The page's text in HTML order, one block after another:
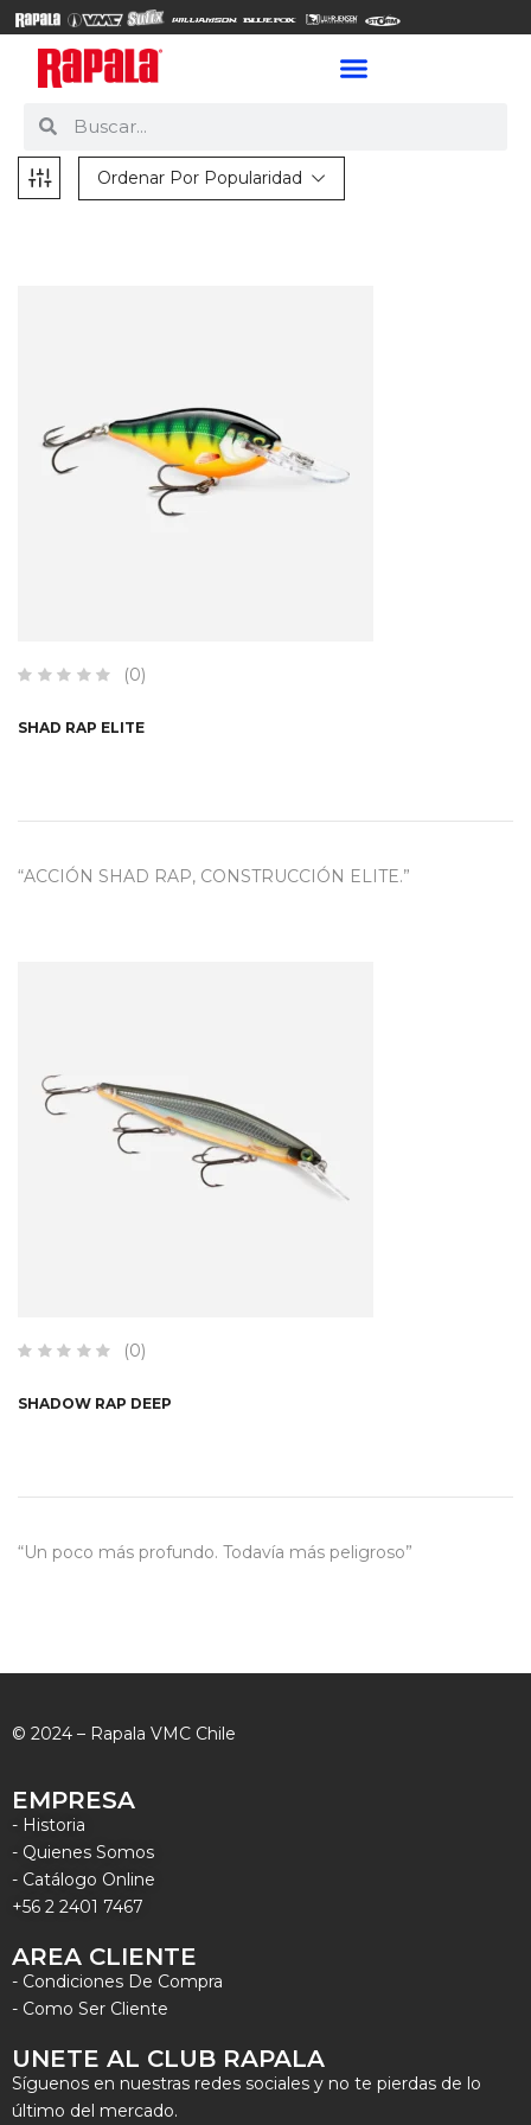
Ordenar Por Popularidad
(0)
SHAD RAP ELITE
“ACCIÓN SHAD RAP, CONSTRUCCIÓN ELITE.”
(0)
SHADOW RAP DEEP
“Un poco más profundo. Todavía más peligroso”
© 2024 – Rapala VMC Chile
EMPRESA
- Historia
- Quienes Somos
- Catálogo Online
+56 2 2401 7467
AREA CLIENTE
- Condiciones De Compra
- Como Ser Cliente
UNETE AL CLUB RAPALA
Síguenos en nuestras redes sociales y no te pierdas de lo
último del mercado.